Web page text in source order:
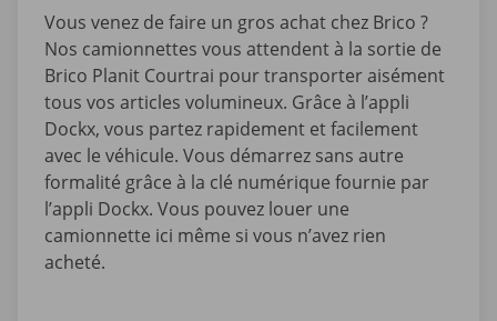
Vous venez de faire un gros achat chez Brico ?
Nos camionnettes vous attendent à la sortie de
Brico Planit Courtrai pour transporter aisément
tous vos articles volumineux. Grâce à l’appli
Dockx, vous partez rapidement et facilement
avec le véhicule. Vous démarrez sans autre
formalité grâce à la clé numérique fournie par
l’appli Dockx. Vous pouvez louer une
camionnette ici même si vous n’avez rien
acheté.